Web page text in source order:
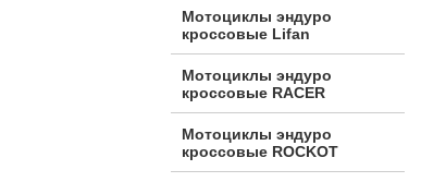
Мотоциклы эндуро
кроссовые Lifan
Мотоциклы эндуро
кроссовые RACER
Мотоциклы эндуро
кроссовые ROCKOT